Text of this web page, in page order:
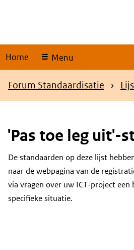
Home Menu
Kruimelpad
Forum Standaardisatie
'Pas toe leg uit'-
Content
De standaarden op deze lijst
naar de webpagina van de
via vragen over uw ICT-project
specifieke situatie.